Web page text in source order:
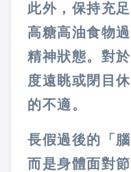
此外，保持充
高糖高油食物
精神狀態。對
度遠眺或閉目
的不適。
長假過後的「
而是身體面對